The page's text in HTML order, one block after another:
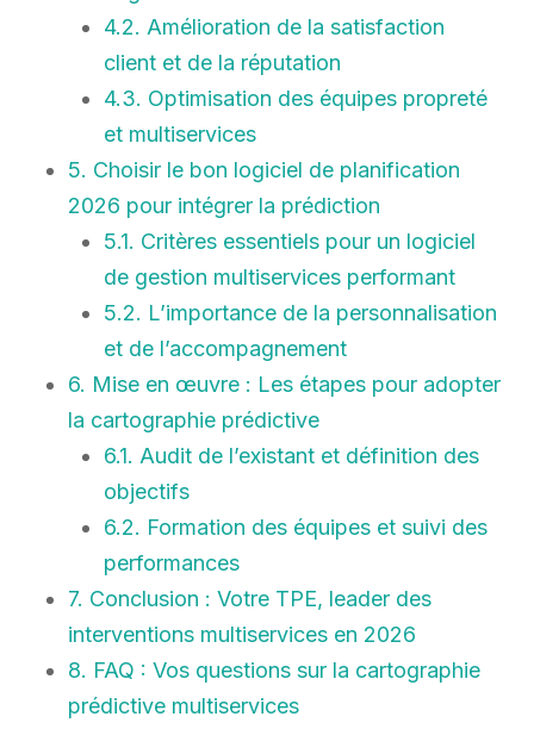
4.2. Amélioration de la satisfaction
client et de la réputation
4.3. Optimisation des équipes propreté
et multiservices
5. Choisir le bon logiciel de planification
2026 pour intégrer la prédiction
5.1. Critères essentiels pour un logiciel
de gestion multiservices performant
5.2. L’importance de la personnalisation
et de l’accompagnement
6. Mise en œuvre : Les étapes pour adopter
la cartographie prédictive
6.1. Audit de l’existant et définition des
objectifs
6.2. Formation des équipes et suivi des
performances
7. Conclusion : Votre TPE, leader des
interventions multiservices en 2026
8. FAQ : Vos questions sur la cartographie
prédictive multiservices